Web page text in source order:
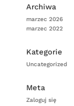
Archiwa
marzec 2026
marzec 2022
Kategorie
Uncategorized
Meta
Zaloguj się